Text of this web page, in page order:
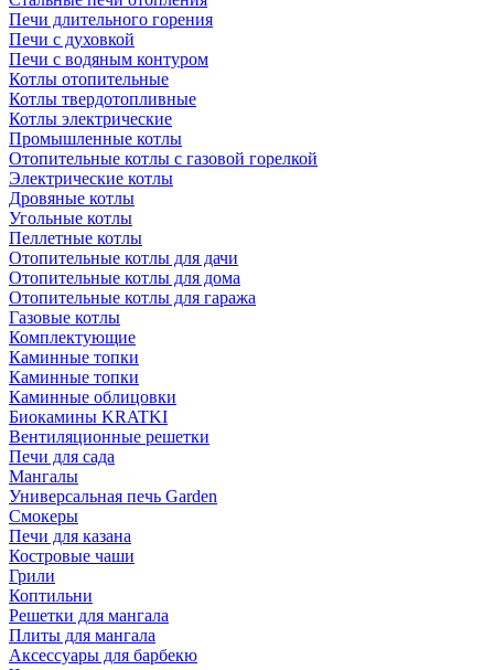
Печи длительного горения
Печи с духовкой
Печи с водяным контуром
Котлы отопительные
Котлы твердотопливные
Котлы электрические
Промышленные котлы
Отопительные котлы с газовой горелкой
Электрические котлы
Дровяные котлы
Угольные котлы
Пеллетные котлы
Отопительные котлы для дачи
Отопительные котлы для дома
Отопительные котлы для гаража
Газовые котлы
Комплектующие
Каминные топки
Каминные топки
Каминные облицовки
Биокамины KRATKI
Вентиляционные решетки
Печи для сада
Мангалы
Универсальная печь Garden
Смокеры
Печи для казана
Костровые чаши
Грили
Коптильни
Решетки для мангала
Плиты для мангала
Аксессуары для барбекю